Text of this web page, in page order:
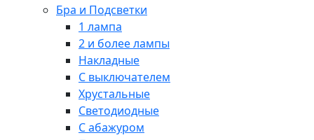
Бра и Подсветки
1 лампа
2 и более лампы
Накладные
С выключателем
Хрустальные
Светодиодные
С абажуром